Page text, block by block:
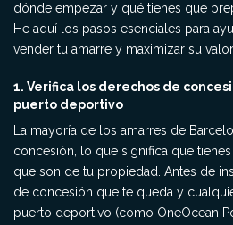
dónde empezar y qué tienes que
He aquí los pasos esenciales para
vender tu amarre y maximizar su valor.
1. Verifica los derechos de
puerto deportivo
La mayoría de los amarres de
concesión, lo que significa que
que son de tu propiedad. Antes de
de concesión que te queda y
puerto deportivo (como OneOcean